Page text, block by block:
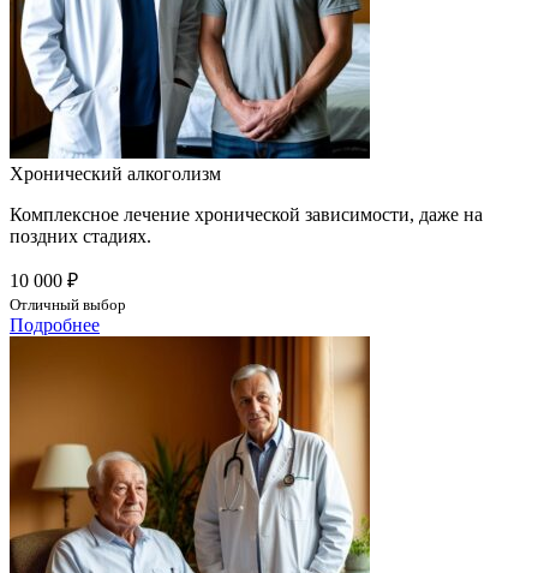
Хронический алкоголизм
Комплексное лечение хронической зависимости, даже на
поздних стадиях.
10 000 ₽
Отличный выбор
Подробнее